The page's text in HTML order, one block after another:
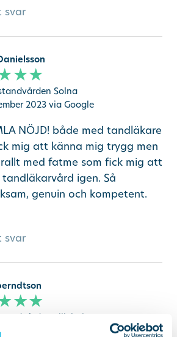
svar
Solna
2023 via Google
NÖJD! både med tandläkare
mig att känna mig trygg men
med fatme som fick mig att
igen. Så
genuin och kompetent.
svar
Liljeholmen
2023